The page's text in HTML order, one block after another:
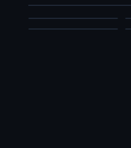
2026/日本
2026-07-03
国产动漫
2024/大陆